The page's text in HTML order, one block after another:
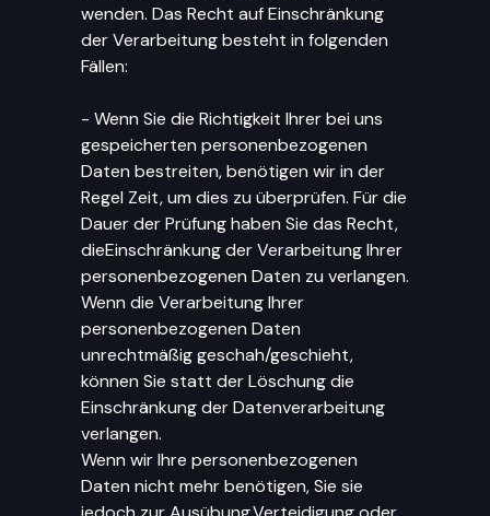
wenden. Das Recht auf Einschränkung
der Verarbeitung besteht in folgenden
Fällen:
- Wenn Sie die Richtigkeit Ihrer bei uns
gespeicherten personenbezogenen
Daten bestreiten, benötigen wir in der
Regel Zeit, um dies zu überprüfen. Für die
Dauer der Prüfung haben Sie das Recht,
dieEinschränkung der Verarbeitung Ihrer
personenbezogenen Daten zu verlangen.
Wenn die Verarbeitung Ihrer
personenbezogenen Daten
unrechtmäßig geschah/geschieht,
können Sie statt der Löschung die
Einschränkung der Datenverarbeitung
verlangen.
Wenn wir Ihre personenbezogenen
Daten nicht mehr benötigen, Sie sie